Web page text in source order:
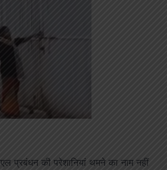
प्रबंधन की परेशानियां थमने का नाम नहीं